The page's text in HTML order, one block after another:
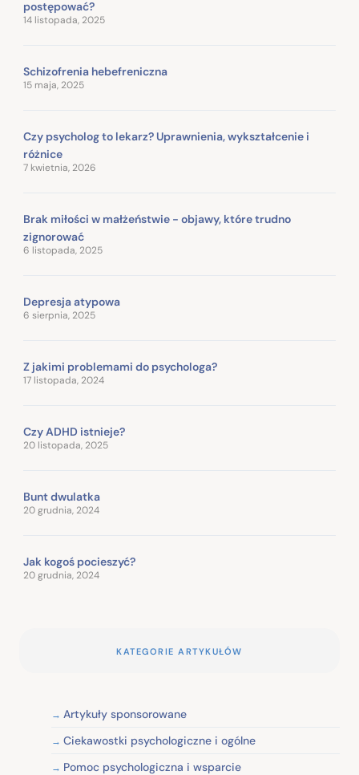
postępować?
14 listopada, 2025
Schizofrenia hebefreniczna
15 maja, 2025
Czy psycholog to lekarz? Uprawnienia, wykształcenie i
różnice
7 kwietnia, 2026
Brak miłości w małżeństwie - objawy, które trudno
zignorować
6 listopada, 2025
Depresja atypowa
6 sierpnia, 2025
Z jakimi problemami do psychologa?
17 listopada, 2024
Czy ADHD istnieje?
20 listopada, 2025
Bunt dwulatka
20 grudnia, 2024
Jak kogoś pocieszyć?
20 grudnia, 2024
KATEGORIE ARTYKUŁÓW
Artykuły sponsorowane
Ciekawostki psychologiczne i ogólne
Pomoc psychologiczna i wsparcie